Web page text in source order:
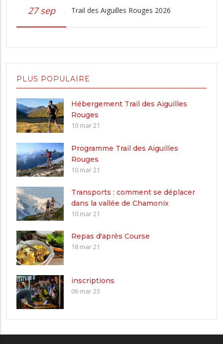
27 sep Trail des Aiguilles Rouges 2026
PLUS POPULAIRE
Hébergement Trail des Aiguilles
Rouges
10 mar 21
Programme Trail des Aiguilles
Rouges
10 mar 21
Transports : comment se déplacer
dans la vallée de Chamonix
10 mar 21
Repas d'après Course
18 mar 21
inscriptions
06 mar 23